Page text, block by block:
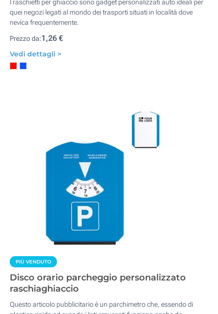
I raschietti per ghiaccio sono gadget personalizzati auto ideali per
quei negozi legati al mondo dei trasporti situati in località dove
nevica frequentemente.
Prezzo da:1,26 €
Vedi dettagli >
PIÙ VENDUTO
Disco orario parcheggio personalizzato
raschiaghiaccio
Questo articolo pubblicitario è un parchimetro che, essendo di